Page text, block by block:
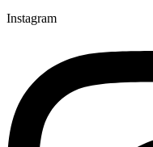
Instagram